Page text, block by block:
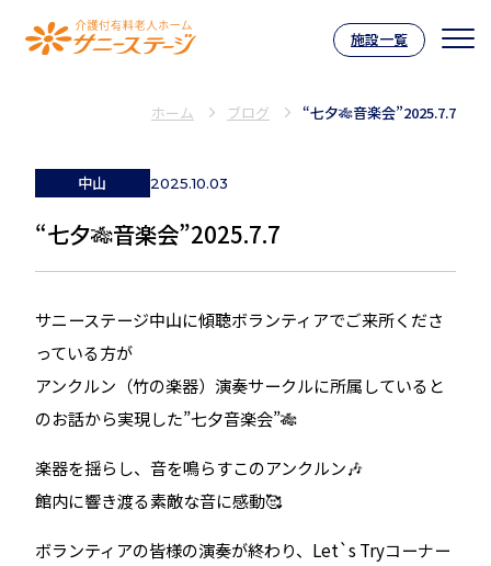
介護付有料老人ホーム サニーステー
施設一覧
ホーム ブログ “七夕🎋音楽会”2025.7.7
中山 2025.10.03
“七夕🎋音楽会”2025.7.7
サニーステージ中山に傾聴ボランティアでご来所くださ
っている方が
アンクルン（竹の楽器）演奏サークルに所属していると
のお話から実現した”七夕音楽会”🎋
楽器を揺らし、音を鳴らすこのアンクルン🎶
館内に響き渡る素敵な音に感動🥰
ボランティアの皆様の演奏が終わり、Let`s Tryコーナー